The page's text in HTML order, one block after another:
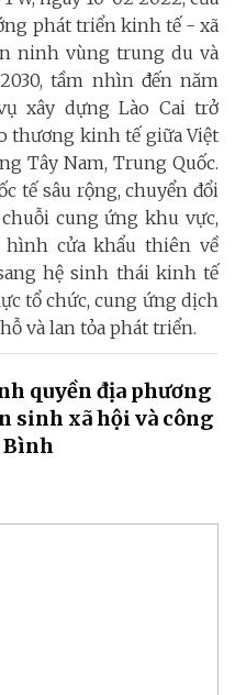
phát triển kinh tế - xã
ninh vùng trung du và
tầm nhìn đến năm
xây dựng Lào Cai trở
thương kinh tế giữa Việt
Tây Nam, Trung Quốc.
tế sâu rộng, chuyển đổi
cung ứng khu vực,
hình cửa khẩu thiên về
hệ sinh thái kinh tế
tổ chức, cung ứng dịch
và lan tỏa phát triển.
quyền địa phương
sinh xã hội và công
Bình